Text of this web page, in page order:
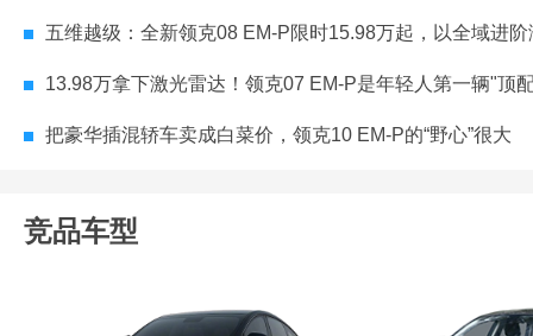
五维越级：全新领克08 EM-P限时15.98万起，以全域进阶满足全
13.98万拿下激光雷达！领克07 EM-P是年轻人第一辆"顶
把豪华插混轿车卖成白菜价，领克10 EM-P的“野心”很大
竞品车型